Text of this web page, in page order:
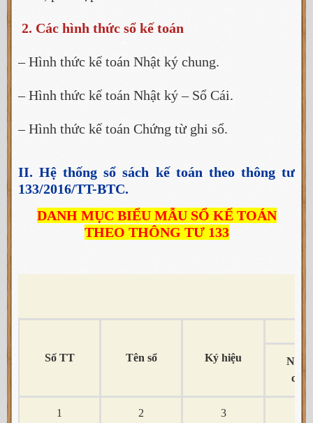
2. Các hình thức sổ kế toán
– Hình thức kế toán Nhật ký chung.
– Hình thức kế toán Nhật ký – Sổ Cái.
– Hình thức kế toán Chứng từ ghi sổ.
II. Hệ thống sổ sách kế toán theo thông tư
133/2016/TT-BTC.
DANH MỤC BIỂU MẪU SỔ KẾ TOÁN
THEO THÔNG TƯ 133
Số TT Tên sổ Ký hiệu
Nhật
1 2 3